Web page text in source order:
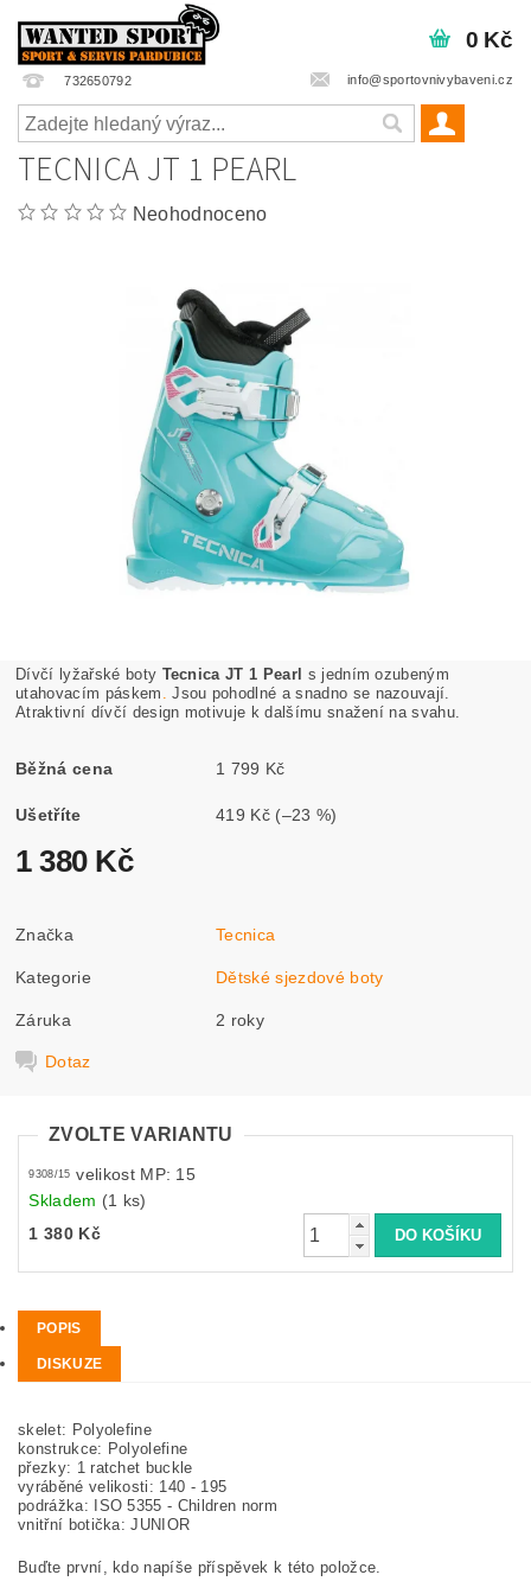
732650792 info@sportovnivybaveni.cz
0 Kč
TECNICA JT 1 PEARL
Neohodnoceno
Dívčí lyžařské boty Tecnica JT 1 Pearl s jedním ozubeným
utahovacím páskem
Jsou pohodlné a snadno se nazouvají.
Atraktivní dívčí design motivuje k dalšímu snažení na svahu.
Běžná cena 1 799 Kč
Ušetříte 419 Kč (–23 %)
1 380 Kč
Značka Tecnica
Kategorie Dětské sjezdové boty
Záruka 2 roky
Dotaz
ZVOLTE VARIANTU
9308/15 velikost MP: 15
Skladem (1 ks)
1 380 Kč
POPIS
DISKUZE
skelet: Polyolefine
konstrukce: Polyolefine
přezky: 1 ratchet buckle
vyráběné velikosti: 140 - 195
podrážka: ISO 5355 - Children norm
vnitřní botička: JUNIOR
Buďte první, kdo napíše příspěvek k této položce.